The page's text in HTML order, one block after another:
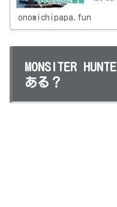
onomichipapa.fun
MONSITER
ある？